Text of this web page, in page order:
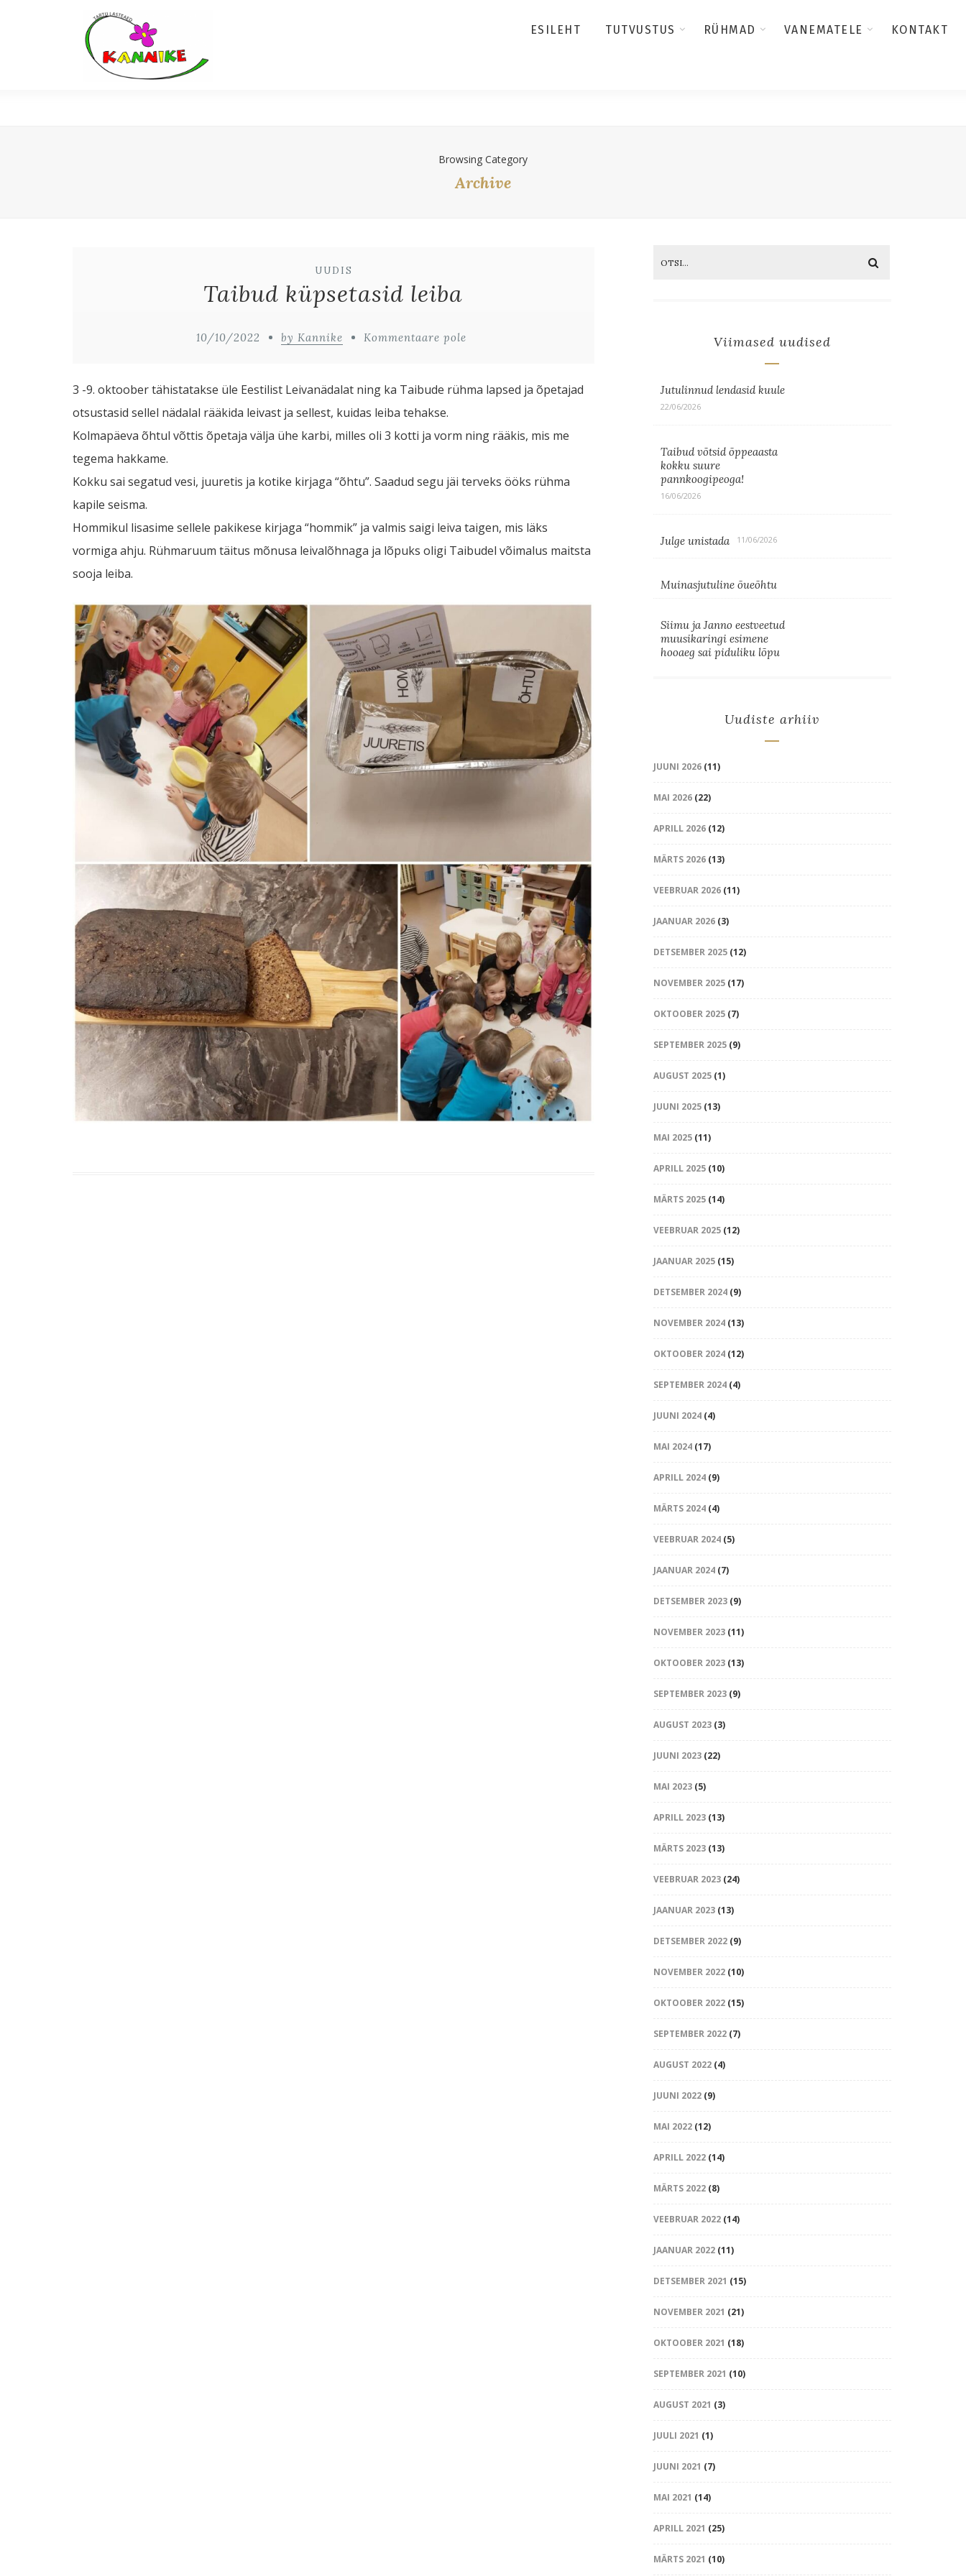
ESILEHT TUTVUSTUS RÜHMAD VANEMATELE KONTAKT
Browsing Category
Archive
UUDIS
Taibud küpsetasid leiba
10/10/2022 by Kannike Kommentaare pole
3 -9. oktoober tähistatakse üle Eestilist Leivanädalat ning ka Taibude rühma lapsed ja õpetajad
otsustasid sellel nädalal rääkida leivast ja sellest, kuidas leiba tehakse.
Kolmapäeva õhtul võttis õpetaja välja ühe karbi, milles oli 3 kotti ja vorm ning rääkis, mis me
tegema hakkame.
Kokku sai segatud vesi, juuretis ja kotike kirjaga “õhtu”. Saadud segu jäi terveks ööks rühma
kapile seisma.
Hommikul lisasime sellele pakikese kirjaga “hommik” ja valmis saigi leiva taigen, mis läks
vormiga ahju. Rühmaruum täitus mõnusa leivalõhnaga ja lõpuks oligi Taibudel võimalus maitsta
sooja leiba.
Viimased uudised
Jutulinnud lendasid kuule
22/06/2026
Taibud võtsid õppeaasta
kokku suure
pannkoogipeoga!
16/06/2026
Julge unistada 11/06/2026
Muinasjutuline õueõhtu
Siimu ja Janno eestveetud
muusikaringi esimene
hooaeg sai piduliku lõpu
Uudiste arhiiv
JUUNI 2026(11)
MAI 2026(22)
APRILL 2026(12)
MÄRTS 2026(13)
VEEBRUAR 2026(11)
JAANUAR 2026(3)
DETSEMBER 2025(12)
NOVEMBER 2025(17)
OKTOOBER 2025(7)
SEPTEMBER 2025(9)
AUGUST 2025(1)
JUUNI 2025(13)
MAI 2025(11)
APRILL 2025(10)
MÄRTS 2025(14)
VEEBRUAR 2025(12)
JAANUAR 2025(15)
DETSEMBER 2024(9)
NOVEMBER 2024(13)
OKTOOBER 2024(12)
SEPTEMBER 2024(4)
JUUNI 2024(4)
MAI 2024(17)
APRILL 2024(9)
MÄRTS 2024(4)
VEEBRUAR 2024(5)
JAANUAR 2024(7)
DETSEMBER 2023(9)
NOVEMBER 2023(11)
OKTOOBER 2023(13)
SEPTEMBER 2023(9)
AUGUST 2023(3)
JUUNI 2023(22)
MAI 2023(5)
APRILL 2023(13)
MÄRTS 2023(13)
VEEBRUAR 2023(24)
JAANUAR 2023(13)
DETSEMBER 2022(9)
NOVEMBER 2022(10)
OKTOOBER 2022(15)
SEPTEMBER 2022(7)
AUGUST 2022(4)
JUUNI 2022(9)
MAI 2022(12)
APRILL 2022(14)
MÄRTS 2022(8)
VEEBRUAR 2022(14)
JAANUAR 2022(11)
DETSEMBER 2021 (15)
NOVEMBER 2021 (21)
OKTOOBER 2021 (18)
SEPTEMBER 2021 (10)
AUGUST 2021 (3)
JUULI 2021 (1)
JUUNI 2021 (7)
MAI 2021 (14)
APRILL 2021 (25)
MÄRTS 2021 (10)